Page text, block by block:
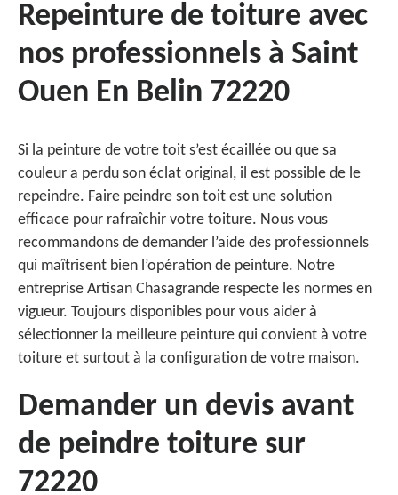
Repeinture de toiture avec
nos professionnels à Saint
Ouen En Belin 72220
Si la peinture de votre toit s’est écaillée ou que sa
couleur a perdu son éclat original, il est possible de le
repeindre. Faire peindre son toit est une solution
efficace pour rafraîchir votre toiture. Nous vous
recommandons de demander l’aide des professionnels
qui maîtrisent bien l’opération de peinture. Notre
entreprise Artisan Chasagrande respecte les normes en
vigueur. Toujours disponibles pour vous aider à
sélectionner la meilleure peinture qui convient à votre
toiture et surtout à la configuration de votre maison.
Demander un devis avant
de peindre toiture sur
72220